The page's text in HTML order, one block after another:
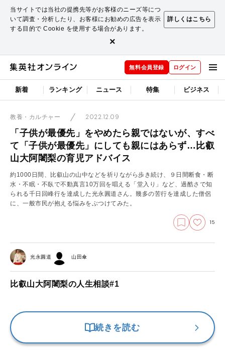
当サイトでは当社の提携先等がお客様のニーズ等につ
いて調査・分析したり、お客様にお勧めの広告を表示
する目的で Cookie を使用する場合があります。
詳しくはこちら
×
無料会員登録 ログイン
新着 ランキング ニュース 特集 ビジネス
教養・カルチャー 2022.12.09
「子供が最優先」をやめたら親ではないが、すべ
て「子供が最優先」にしても親にはあらず…比叡
山大阿闍梨の育児アドバイス
約1000日間、比叡山の山中などを祈りながら歩き続け、９日間断食・断
水・不眠・不臥で不動真言10万回を唱える「堂入り」など、過酷さで知
られる千日回峰行を達成した光永圓道さん。幾多の苦行を達成した僧侶
に、一般市民が抱える悩みをぶつけてみた。
15
光永圓道 山田傘
比叡山大阿闍梨の人生相談#1
続きを読む